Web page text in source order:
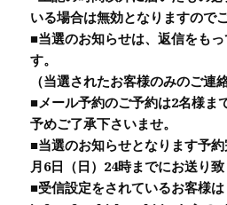
いる場合は無効となりますので
■当選のお知らせは、返信をも
す。
（当選されたお客様のみのご連
■メール予約のご予約は2名様ま
予めご了承下さいませ。
■当選のお知らせとなります予
月6日（日）24時までにお送り致
■受信設定をされているお客様は